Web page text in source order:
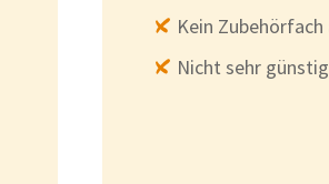
Kein
Nicht sehr günstig